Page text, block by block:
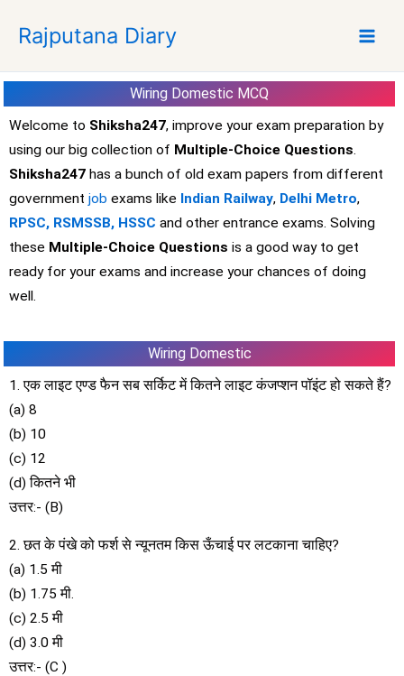
p
Rajputana Diary
Wiring Domestic MCQ
Welcome to Shiksha247, improve your exam preparation by
using our big collection of Multiple-Choice Questions.
Shiksha247 has a bunch of old exam papers from different
government job exams like Indian Railway, Delhi Metro,
RPSC, RSMSSB, HSSC and other entrance exams. Solving
these Multiple-Choice Questions is a good way to get
ready for your exams and increase your chances of doing
well.
Wiring Domestic
1. एक लाइट एण्ड फैन सब सर्किट में कितने लाइट कंजप्शन पॉइंट हो सकते हैं?
(a) 8
(b) 10
(c) 12
(d) कितने भी
उत्तर:- (B)
2. छत के पंखे को फर्श से न्यूनतम किस ऊँचाई पर लटकाना चाहिए?
(a) 1.5 मी
(b) 1.75 मी.
(c) 2.5 मी
(d) 3.0 मी
उत्तर:- (C )